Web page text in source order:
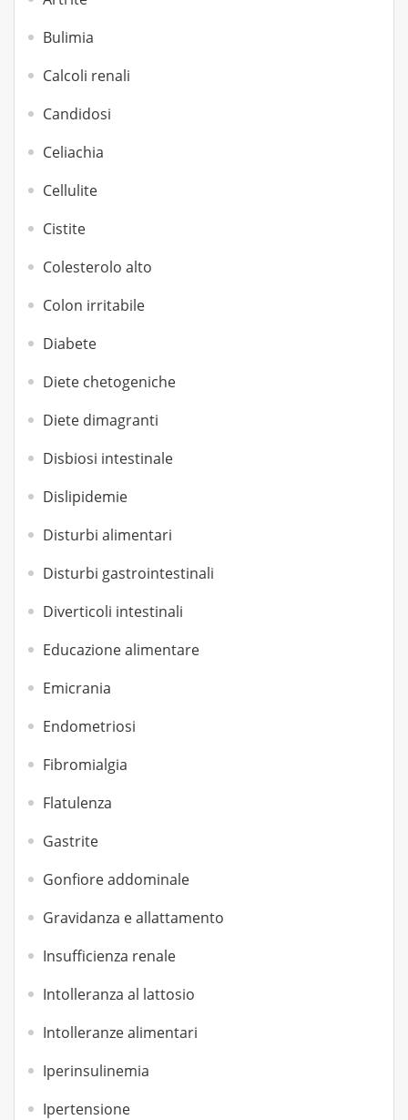
Bulimia
Calcoli renali
Candidosi
Celiachia
Cellulite
Cistite
Colesterolo alto
Colon irritabile
Diabete
Diete chetogeniche
Diete dimagranti
Disbiosi intestinale
Dislipidemie
Disturbi alimentari
Disturbi gastrointestinali
Diverticoli intestinali
Educazione alimentare
Emicrania
Endometriosi
Fibromialgia
Flatulenza
Gastrite
Gonfiore addominale
Gravidanza e allattamento
Insufficienza renale
Intolleranza al lattosio
Intolleranze alimentari
Iperinsulinemia
Ipertensione